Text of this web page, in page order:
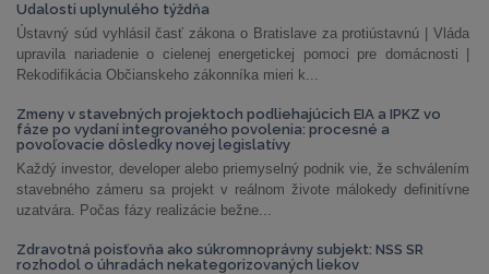
Udalosti uplynulého týždňa
Ústavný súd vyhlásil časť zákona o Bratislave za protiústavnú | Vláda
upravila nariadenie o cielenej energetickej pomoci pre domácnosti |
Rekodifikácia Občianskeho zákonníka mieri k...
Zmeny v stavebných projektoch podliehajúcich EIA a IPKZ vo
fáze po vydaní integrovaného povolenia: procesné a
povoľovacie dôsledky novej legislatívy
Každý investor, developer alebo priemyselný podnik vie, že schválením
stavebného zámeru sa projekt v reálnom živote málokedy definitívne
uzatvára. Počas fázy realizácie bežne...
Zdravotná poisťovňa ako súkromnoprávny subjekt: NSS SR
rozhodol o úhradách nekategorizovaných liekov